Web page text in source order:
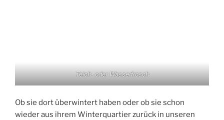
Teich- oder Wasserfrosch
Ob sie dort überwintert haben oder ob sie schon
wieder aus ihrem Winterquartier zurück in unseren